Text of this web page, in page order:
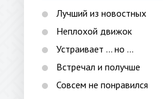
Лучший из новостных
Неплохой движок
Устраивает ... но ...
Встречал и получше
Совсем не понравился